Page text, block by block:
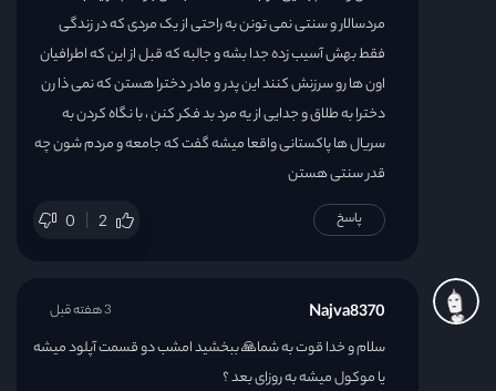
مردسالار و سنتی نمی تونن به راحتی از یک مردی که در زندگی
فقط بهش آسیب زده جدا بشه و جالبه که قبل از این که اطرافیان
اون ها رو سرزنش کنند این پدر و مادر دخترا هستن که نمی ذا رن
دخترا به طلاق و جدایی از یه مرد بد فکر کنن ، با نگاه کردن به
سریال ها پاکستانی واقعا میشه گفت که جامعه و مردم شون چه
قدر سنتی هستن
0 2 پاسخ
Najva8370
سلام و خدا قوت به شما🙏 ببخشید امشب دو قسمت آپلود میشه
یا موکول میشه به روزای بعد ؟
3 هفته قبل